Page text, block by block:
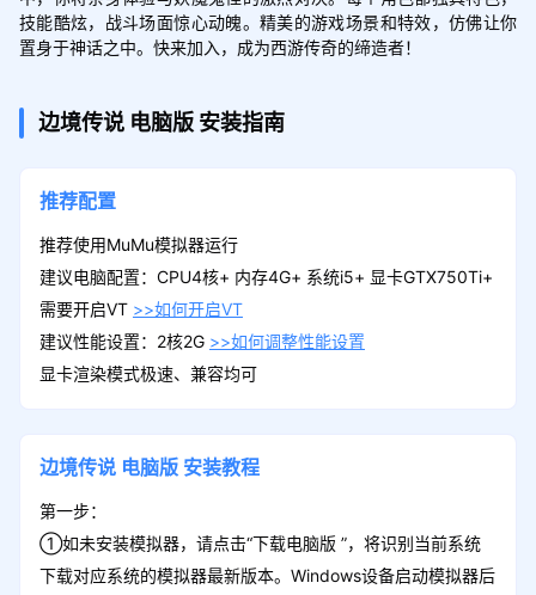
技能酷炫，战斗场面惊心动魄。精美的游戏场景和特效，仿佛让你
置身于神话之中。快来加入，成为西游传奇的缔造者！
边境传说 电脑版 安装指南
推荐配置
推荐使用MuMu模拟器运行
建议电脑配置：CPU4核+ 内存4G+ 系统i5+ 显卡GTX750Ti+
需要开启VT >>如何开启VT
建议性能设置：2核2G >>如何调整性能设置
显卡渲染模式极速、兼容均可
边境传说 电脑版 安装教程
第一步：
①如未安装模拟器，请点击“下载电脑版 ”，将识别当前系统
下载对应系统的模拟器最新版本。Windows设备启动模拟器后